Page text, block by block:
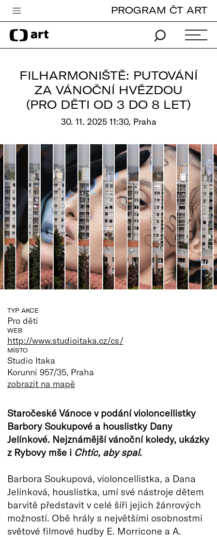
Česká televize
Zpravodajství
iVysílání
TV program
edu
Vše o ČT
PROGRAM ČT ART
FILHARMONIŠTĚ: PUTOVÁNÍ
ZA VÁNOČNÍ HVĚZDOU
(PRO DĚTI OD 3 DO 8 LET)
30. 11. 2025 11:30, Praha
TYP AKCE
Pro děti
WEB
http://www.studioitaka.cz/cs/
MÍSTO
Studio Itaka
Korunní 957/35, Praha
zobrazit na mapě
Staročeské Vánoce v podání violoncellistky
Barbory Soukupové a houslistky Dany
Jelínkové. Nejznámější vánoční koledy, ukázky
z Rybovy mše i Chtíc, aby spal.
Barbora Soukupová, violoncellistka, a Dana
Jelínková, houslistka, umí své nástroje dětem
barvitě představit v celé šíři jejich žánrových
možností. Obě hrály s největšími osobnostmi
světové filmové hudby E. Morricone a A.